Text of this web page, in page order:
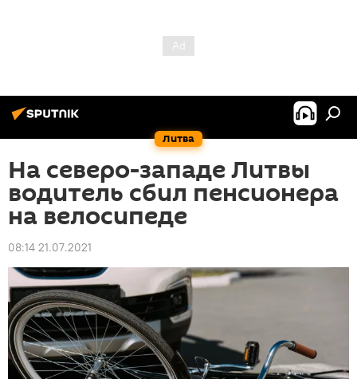
Литва
На северо-западе Литвы
водитель сбил пенсионера
на велосипеде
08:14 21.07.2021